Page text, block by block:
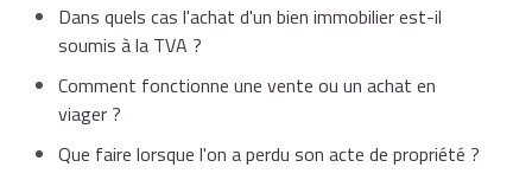
Dans quels cas l'achat d'un bien immobilier est-il
soumis à la TVA ?
Comment fonctionne une vente ou un achat en
viager ?
Que faire lorsque l'on a perdu son acte de propriété ?